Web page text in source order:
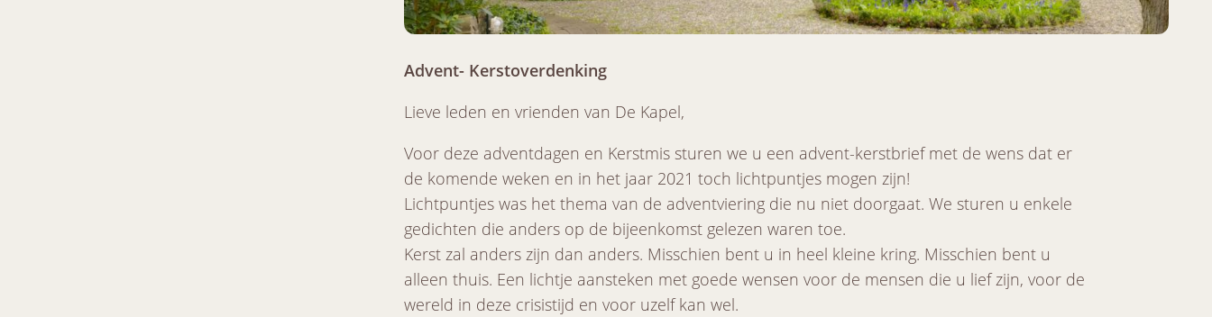
Advent- Kerstoverdenking
Lieve leden en vrienden van De Kapel,
Voor deze adventdagen en Kerstmis sturen we u een advent-kerstbrief met de wens dat er
de komende weken en in het jaar 2021 toch lichtpuntjes mogen zijn!
Lichtpuntjes was het thema van de adventviering die nu niet doorgaat. We sturen u enkele
gedichten die anders op de bijeenkomst gelezen waren toe.
Kerst zal anders zijn dan anders. Misschien bent u in heel kleine kring. Misschien bent u
alleen thuis. Een lichtje aansteken met goede wensen voor de mensen die u lief zijn, voor de
wereld in deze crisistijd en voor uzelf kan wel.